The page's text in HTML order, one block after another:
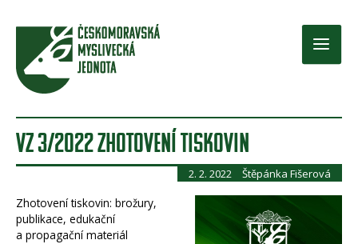
Main
VZ 3/2022 ZHOTOVENÍ TISKOVIN
2. 2. 2022 Štěpánka Fišerová
Zhotovení tiskovin: brožury,
publikace, edukační
a propagační materiál